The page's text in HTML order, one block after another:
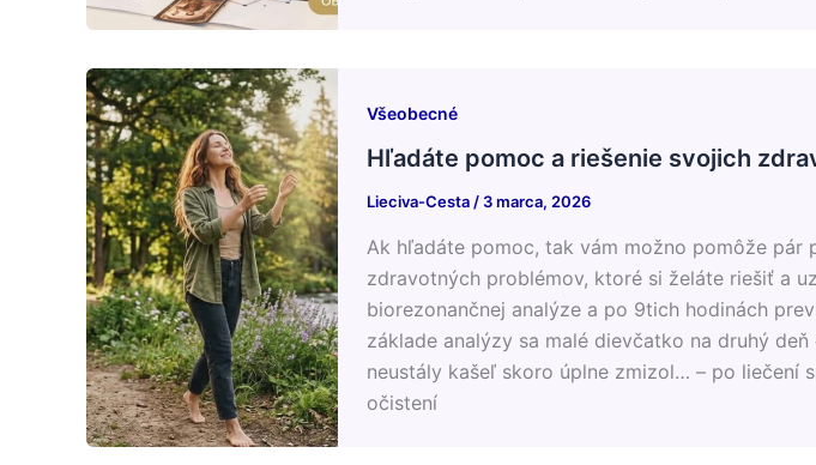
Všeobecné
Hľadáte pomoc a riešenie svojich
Lieciva-Cesta/ 3 marca, 2026
Ak hľadáte pomoc, tak vám možno pomôže pár
zdravotných problémov, ktoré si želáte riešiť a
biorezonančnej analýze a po 9tich hodinách
základe analýzy sa malé dievčatko na druhý
neustály kašeľ skoro úplne zmizol… – po liečení
očistení